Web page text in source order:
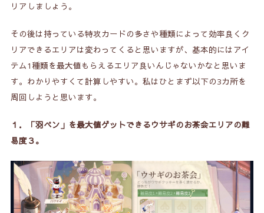
リアしましょう 。
その後は持っている特攻カードの多さや種類によって効率良くク
リアできるエリアは変わってくると思いますが、基本的にはアイ
テム1種類を最大値もらえるエリア良いんじゃないかなと思いま
す。わかりやすくて計算しやすい。私はひとまず以下の3カ所を
周回しようと思います。
１．「羽ペン」を最大値ゲットできるウサギのお茶会エリアの難
易度３。